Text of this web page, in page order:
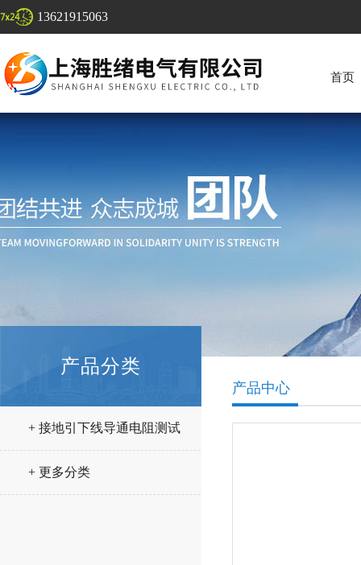
13621915063
首页
产品分类
+ 接地引下线导通电阻测试
仪
+ 更多分类
产品中心